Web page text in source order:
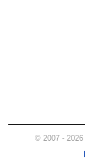
© 2007 - 2026